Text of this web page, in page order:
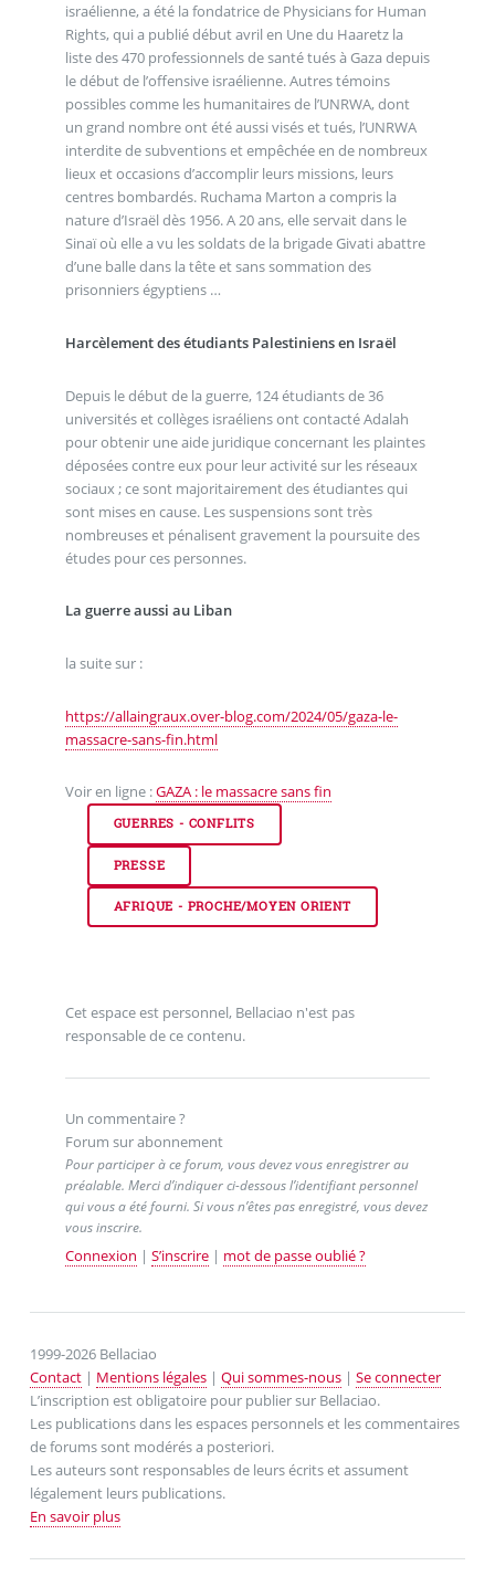
israélienne, a été la fondatrice de Physicians for Human
Rights, qui a publié début avril en Une du Haaretz la
liste des 470 professionnels de santé tués à Gaza depuis
le début de l’offensive israélienne. Autres témoins
possibles comme les humanitaires de l’UNRWA, dont
un grand nombre ont été aussi visés et tués, l’UNRWA
interdite de subventions et empêchée en de nombreux
lieux et occasions d’accomplir leurs missions, leurs
centres bombardés. Ruchama Marton a compris la
nature d’Israël dès 1956. A 20 ans, elle servait dans le
Sinaï où elle a vu les soldats de la brigade Givati abattre
d’une balle dans la tête et sans sommation des
prisonniers égyptiens …
Harcèlement des étudiants Palestiniens en Israël
Depuis le début de la guerre, 124 étudiants de 36
universités et collèges israéliens ont contacté Adalah
pour obtenir une aide juridique concernant les plaintes
déposées contre eux pour leur activité sur les réseaux
sociaux ; ce sont majoritairement des étudiantes qui
sont mises en cause. Les suspensions sont très
nombreuses et pénalisent gravement la poursuite des
études pour ces personnes.
La guerre aussi au Liban
la suite sur :
https://allaingraux.over-blog.com/2024/05/gaza-le-
massacre-sans-fin.html
Voir en ligne :GAZA : le massacre sans fin
GUERRES - CONFLITS
PRESSE
AFRIQUE - PROCHE/MOYEN ORIENT
Cet espace est personnel, Bellaciao n'est pas
responsable de ce contenu.
Un commentaire ?
Forum sur abonnement
Pour participer à ce forum, vous devez vous enregistrer au
préalable. Merci d’indiquer ci-dessous l’identifiant personnel
qui vous a été fourni. Si vous n’êtes pas enregistré, vous devez
vous inscrire.
Connexion | S’inscrire| mot de passe oublié ?
1999-2026 Bellaciao
Contact| Mentions légales| Qui sommes-nous| Se connecter
L’inscription est obligatoire pour publier sur Bellaciao.
Les publications dans les espaces personnels et les commentaires
de forums sont modérés a posteriori.
Les auteurs sont responsables de leurs écrits et assument
légalement leurs publications.
En savoir plus